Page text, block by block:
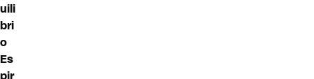
uili
bri
o
Es
pir